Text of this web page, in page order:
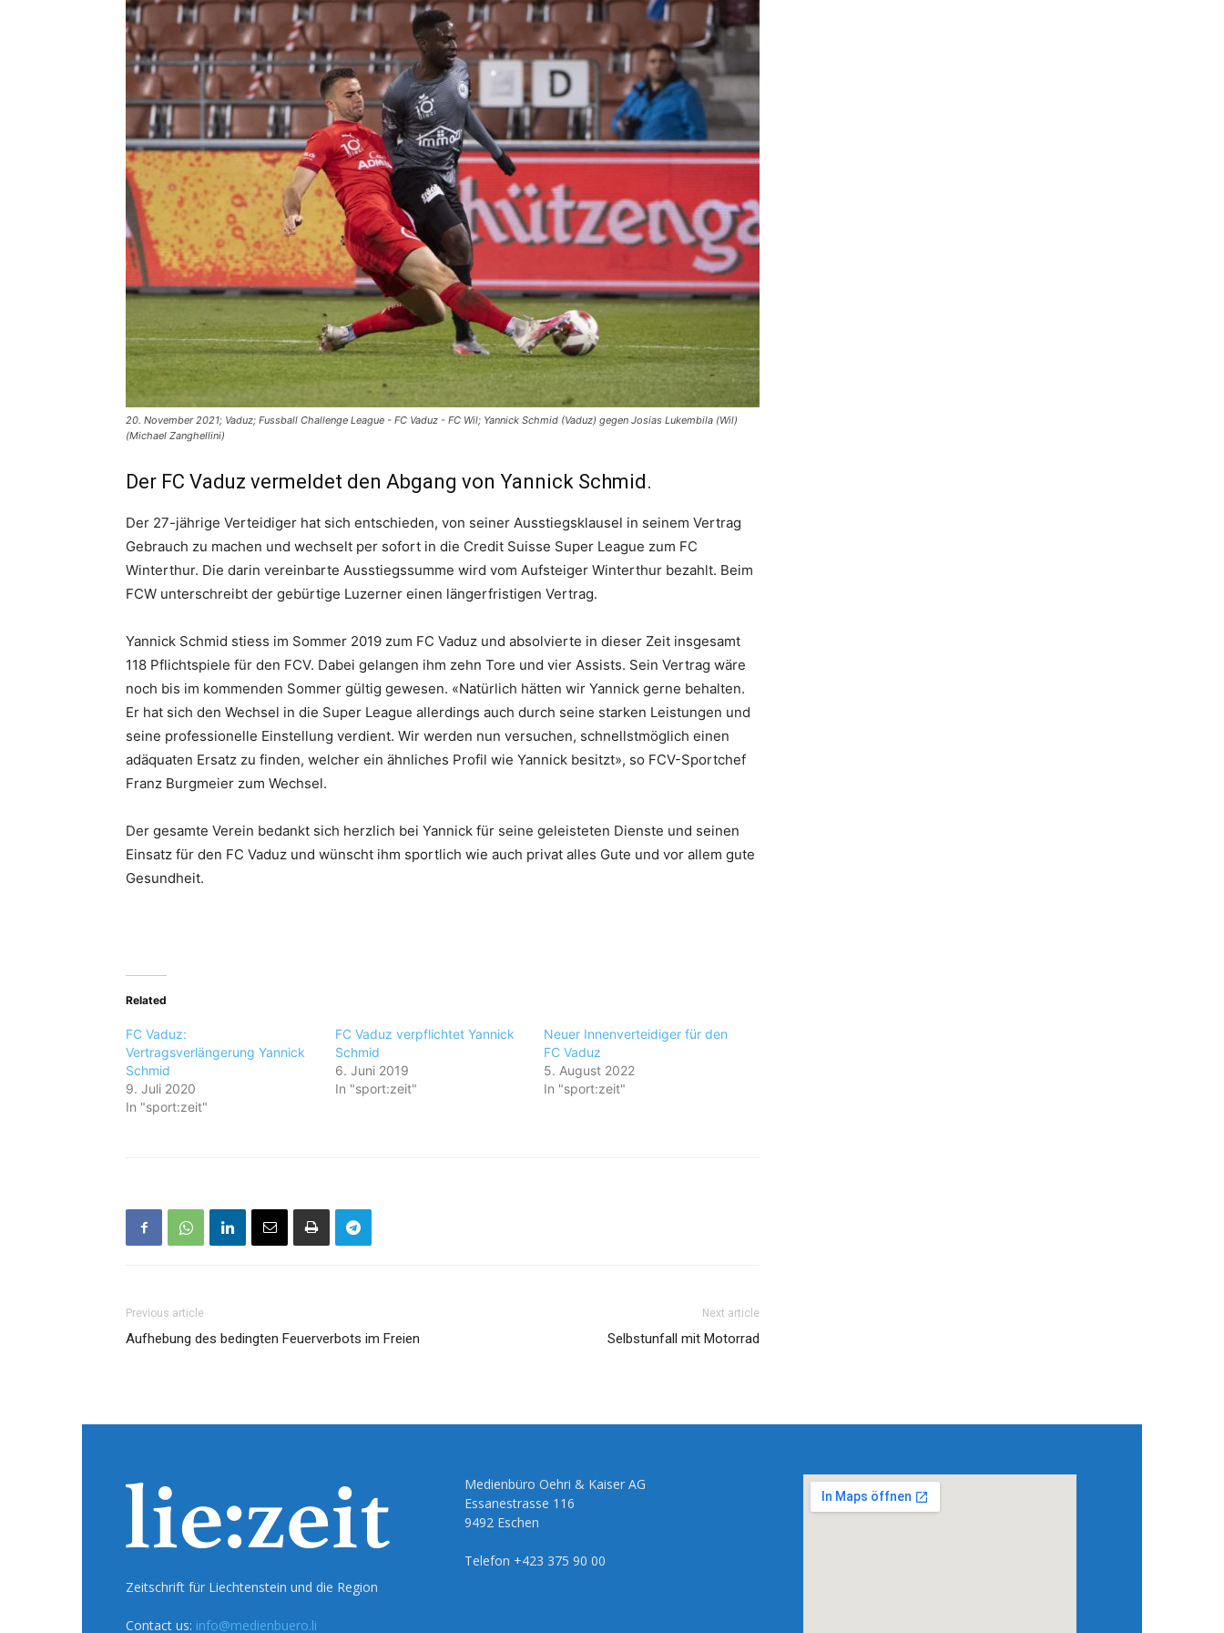
20. November 2021; Vaduz; Fussball Challenge League - FC Vaduz - FC Wil; Yannick Schmid (Vaduz) gegen Josias Lukembila (Wil)
(Michael Zanghellini)
Der FC Vaduz vermeldet den Abgang von Yannick Schmid.
Der 27-jährige Verteidiger hat sich entschieden, von seiner Ausstiegsklausel in seinem Vertrag
Gebrauch zu machen und wechselt per sofort in die Credit Suisse Super League zum FC
Winterthur. Die darin vereinbarte Ausstiegssumme wird vom Aufsteiger Winterthur bezahlt. Beim
FCW unterschreibt der gebürtige Luzerner einen längerfristigen Vertrag.
Yannick Schmid stiess im Sommer 2019 zum FC Vaduz und absolvierte in dieser Zeit insgesamt
118 Pflichtspiele für den FCV. Dabei gelangen ihm zehn Tore und vier Assists. Sein Vertrag wäre
noch bis im kommenden Sommer gültig gewesen. «Natürlich hätten wir Yannick gerne behalten.
Er hat sich den Wechsel in die Super League allerdings auch durch seine starken Leistungen und
seine professionelle Einstellung verdient. Wir werden nun versuchen, schnellstmöglich einen
adäquaten Ersatz zu finden, welcher ein ähnliches Profil wie Yannick besitzt», so FCV-Sportchef
Franz Burgmeier zum Wechsel.
Der gesamte Verein bedankt sich herzlich bei Yannick für seine geleisteten Dienste und seinen
Einsatz für den FC Vaduz und wünscht ihm sportlich wie auch privat alles Gute und vor allem gute
Gesundheit.
Related
FC Vaduz:
Vertragsverlängerung Yannick
Schmid
9. Juli 2020
In "sport:zeit"
FC Vaduz verpflichtet Yannick
Schmid
6. Juni 2019
In "sport:zeit"
Neuer Innenverteidiger für den
FC Vaduz
5. August 2022
In "sport:zeit"
Previous article
Aufhebung des bedingten Feuerverbots im Freien
Next article
Selbstunfall mit Motorrad
Zeitschrift für Liechtenstein und die Region
Contact us: info@medienbuero.li
Medienbüro Oehri & Kaiser AG
Essanestrasse 116
9492 Eschen
Telefon +423 375 90 00